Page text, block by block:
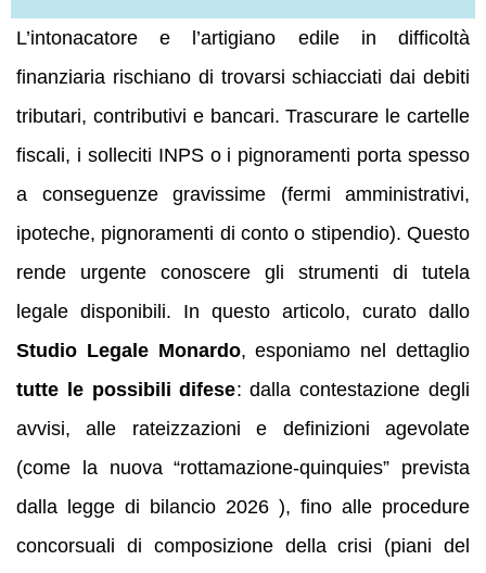
L’intonacatore e l’artigiano edile in difficoltà
finanziaria rischiano di trovarsi schiacciati dai debiti
tributari, contributivi e bancari. Trascurare le cartelle
fiscali, i solleciti INPS o i pignoramenti porta spesso
a conseguenze gravissime (fermi amministrativi,
ipoteche, pignoramenti di conto o stipendio). Questo
rende urgente conoscere gli strumenti di tutela
legale disponibili. In questo articolo, curato dallo
Studio Legale Monardo, esponiamo nel dettaglio
tutte le possibili difese: dalla contestazione degli
avvisi, alle rateizzazioni e definizioni agevolate
(come la nuova “rottamazione-quinquies” prevista
dalla legge di bilancio 2026 ), fino alle procedure
concorsuali di composizione della crisi (piani del